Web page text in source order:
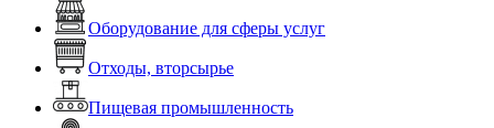
Оборудование для сферы услуг
Отходы, вторсырье
Пищевая промышленность